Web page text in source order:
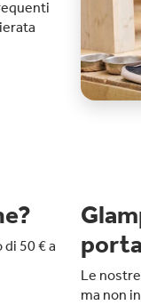
50 € a
Le
ma non